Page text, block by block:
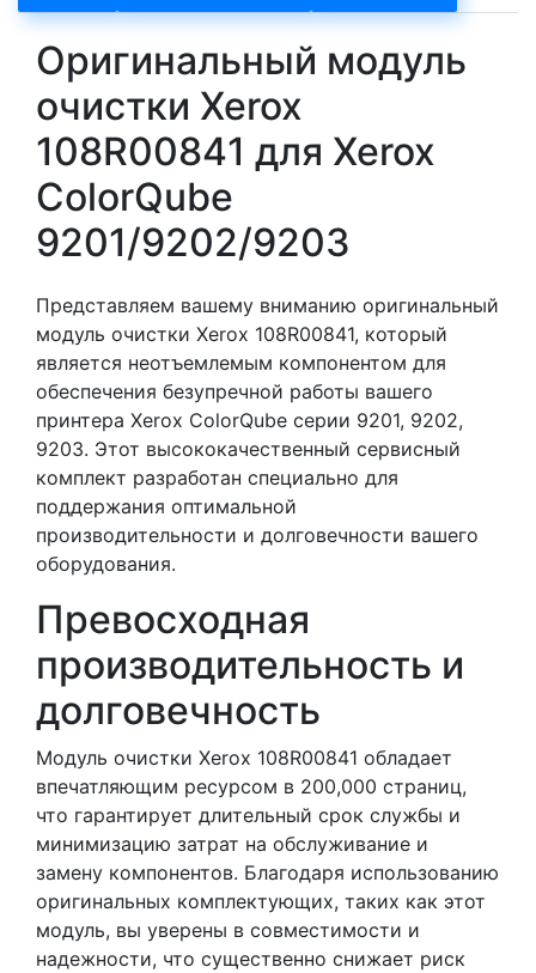
Оригинальный модуль
очистки Xerox
108R00841 для Xerox
ColorQube
9201/9202/9203
Представляем вашему вниманию оригинальный
модуль очистки Xerox 108R00841, который
является неотъемлемым компонентом для
обеспечения безупречной работы вашего
принтера Xerox ColorQube серии 9201, 9202,
9203. Этот высококачественный сервисный
комплект разработан специально для
поддержания оптимальной
производительности и долговечности вашего
оборудования.
Превосходная
производительность и
долговечность
Модуль очистки Xerox 108R00841 обладает
впечатляющим ресурсом в 200,000 страниц,
что гарантирует длительный срок службы и
минимизацию затрат на обслуживание и
замену компонентов. Благодаря использованию
оригинальных комплектующих, таких как этот
модуль, вы уверены в совместимости и
надежности, что существенно снижает риск